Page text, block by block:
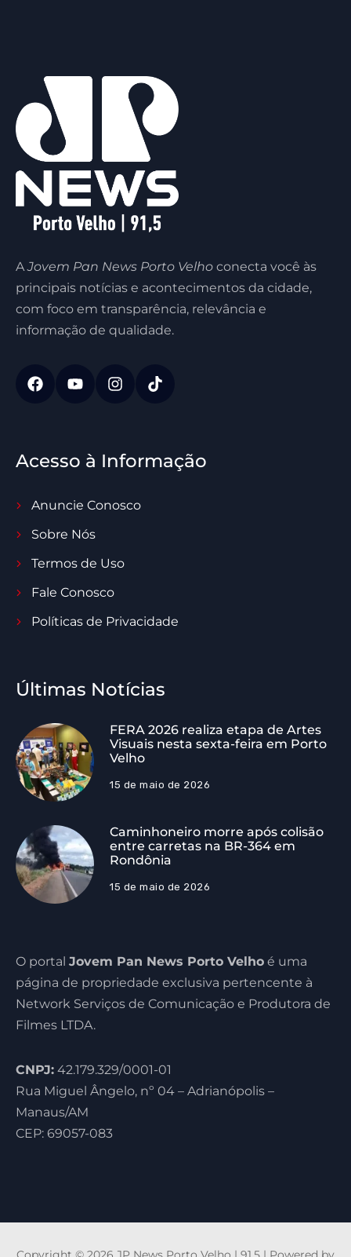
AJovem Pan News Porto Velho conecta você às
principais notícias e acontecimentos da cidade,
com foco em transparência, relevância e
informação de qualidade.
Acesso à Informação
Anuncie Conosco
Sobre Nós
Termos de Uso
Fale Conosco
Políticas de Privacidade
Últimas Notícias
FERA 2026 realiza etapa de Artes
Visuais nesta sexta-feira em Porto
Velho
15 de maio de 2026
Caminhoneiro morre após colisão
entre carretas na BR-364 em
Rondônia
15 de maio de 2026
O portal Jovem Pan News Porto Velho é uma
página de propriedade exclusiva pertencente à
Network Serviços de Comunicação e Produtora de
Filmes LTDA.
CNPJ: 42.179.329/0001-01
Rua Miguel Ângelo, nº 04 – Adrianópolis –
Manaus/AM
CEP: 69057-083